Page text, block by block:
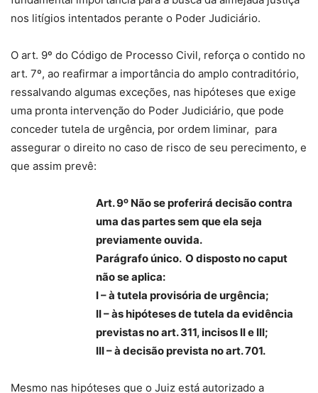
nos litígios intentados perante o Poder Judiciário.
O art. 9º do Código de Processo Civil, reforça o contido no
art. 7º, ao reafirmar a importância do amplo contraditório,
ressalvando algumas exceções, nas hipóteses que exige
uma pronta intervenção do Poder Judiciário, que pode
conceder tutela de urgência, por ordem liminar, para
assegurar o direito no caso de risco de seu perecimento, e
que assim prevê:
Art. 9o Não se proferirá decisão contra
uma das partes sem que ela seja
previamente ouvida.
Parágrafo único. O disposto no caput
não se aplica:
I – à tutela provisória de urgência;
II – às hipóteses de tutela da evidência
previstas no art. 311, incisos II e III;
III – à decisão prevista no art. 701.
Mesmo nas hipóteses que o Juiz está autorizado a